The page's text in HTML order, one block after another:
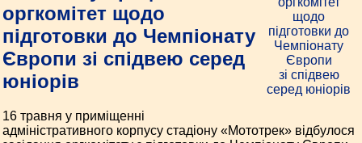
оргкомітет щодо
підготовки до Чемпіонату
Європи зі спідвею серед
юніорів
16 травня у приміщенні
адміністративного корпусу стадіону «Мототрек» відбулося